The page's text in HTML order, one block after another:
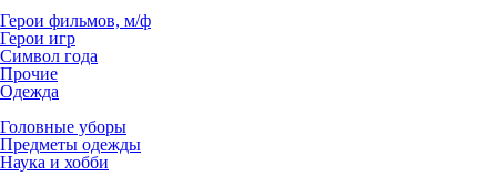
Герои фильмов, м/ф
Герои игр
Символ года
Прочие
Одежда
Головные уборы
Предметы одежды
Наука и хобби